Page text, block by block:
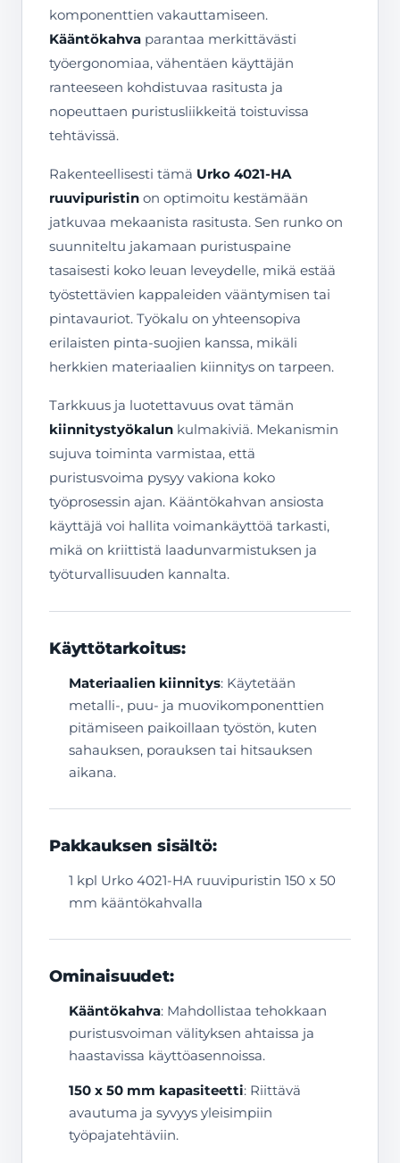
komponenttien vakauttamiseen.
Kääntökahva parantaa merkittävästi
työergonomiaa, vähentäen käyttäjän
ranteeseen kohdistuvaa rasitusta ja
nopeuttaen puristusliikkeitä toistuvissa
tehtävissä.
Rakenteellisesti tämä Urko 4021-HA
ruuvipuristin on optimoitu kestämään
jatkuvaa mekaanista rasitusta. Sen runko on
suunniteltu jakamaan puristuspaine
tasaisesti koko leuan leveydelle, mikä estää
työstettävien kappaleiden vääntymisen tai
pintavauriot. Työkalu on yhteensopiva
erilaisten pinta-suojien kanssa, mikäli
herkkien materiaalien kiinnitys on tarpeen.
Tarkkuus ja luotettavuus ovat tämän
kiinnitystyökalun kulmakiviä. Mekanismin
sujuva toiminta varmistaa, että
puristusvoima pysyy vakiona koko
työprosessin ajan. Kääntökahvan ansiosta
käyttäjä voi hallita voimankäyttöä tarkasti,
mikä on kriittistä laadunvarmistuksen ja
työturvallisuuden kannalta.
Käyttötarkoitus:
Materiaalien kiinnitys: Käytetään
metalli-, puu- ja muovikomponenttien
pitämiseen paikoillaan työstön, kuten
sahauksen, porauksen tai hitsauksen
aikana.
Pakkauksen sisältö:
1 kpl Urko 4021-HA ruuvipuristin 150 x 50
mm kääntökahvalla
Ominaisuudet:
Kääntökahva: Mahdollistaa tehokkaan
puristusvoiman välityksen ahtaissa ja
haastavissa käyttöasennoissa.
150 x 50 mm kapasiteetti: Riittävä
avautuma ja syvyys yleisimpiin
työpajatehtäviin.